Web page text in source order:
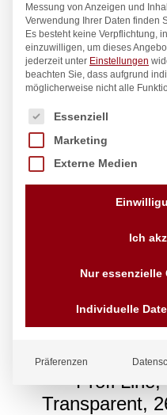
Gastronorm-
Profi Line,
Transparent,
Messung von Anzeigen und
Verwendung Ihrer Daten finden
Es besteht keine Verpflichtung,
einzuwilligen, um dieses
jederzeit unter Einstellungen
beachten Sie, dass aufgrund
möglicherweise nicht alle
Es folgt eine Liste der
Essenziell
Marketing
Externe Medien
Ich
Nur essenzielle
Individuelle
Präferenzen